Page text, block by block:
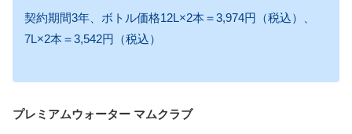
契約期間3年、ボトル価格12L×2本＝3,974円（税込）、
7L×2本＝3,542円（税込）
プレミアムウォーター マムクラブ